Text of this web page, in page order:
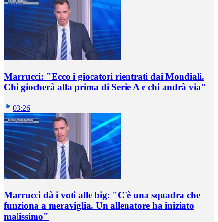
Marrucci: "Ecco i giocatori rientrati dai Mondiali.
Chi giocherà alla prima di Serie A e chi andrà via"
03:26
Marrucci dà i voti alle big: "C'è una squadra che
funziona a meraviglia. Un allenatore ha iniziato
malissimo"